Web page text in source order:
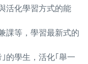
活化學習方式的能
課等，學習最新式的
的學生，活化｢舉一